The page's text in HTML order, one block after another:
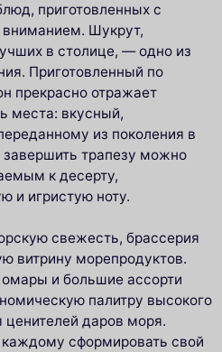
приготовленных с
Шукрут,
в столице, — одно из
Приготовленный по
прекрасно отражает
места: вкусный,
из поколения в
завершить трапезу можно
к десерту,
и игристую ноту.
свежесть, браcсерия
витрину морепродуктов.
и большие ассорти
палитру высокого
ценителей даров моря.
каждому сформировать свой